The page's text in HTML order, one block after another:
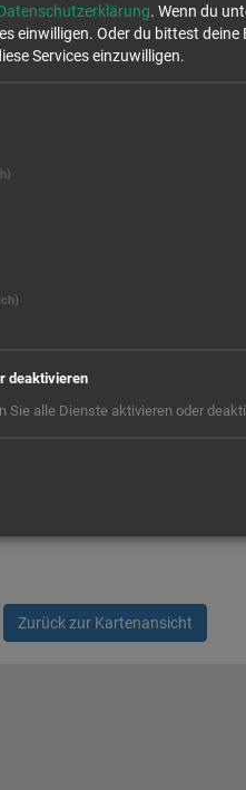
Wir rufen für dich von
Stellen auf der Karte
die Verwendung dieser
Daten
Zurück zur Kartenansicht
. Wenn du
einwilligen. Oder du bittest deine
Services einzuwilligen.
deaktivieren
Sie alle Dienste aktivieren oder